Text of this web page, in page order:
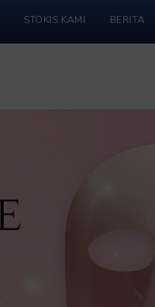
STOKIS KAMI BERITA